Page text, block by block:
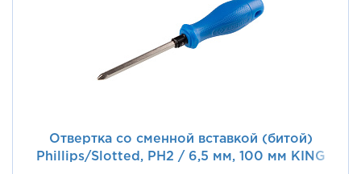
Отвертка со сменной вставкой (битой)
Phillips/Slotted, PH2 / 6,5 мм, 100 мм KING